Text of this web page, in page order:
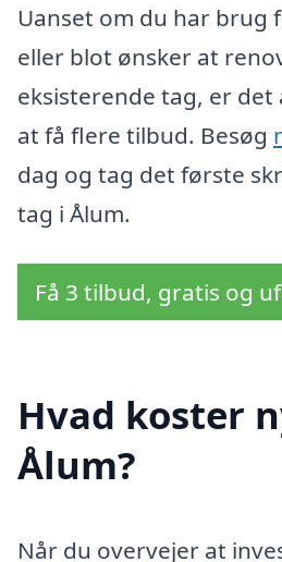
Uanset om du har brug
eller blot ønsker at
eksisterende tag, er det
at få flere tilbud. Besøg
dag og tag det første
tag i Ålum.
Få 3 tilbud, gratis og
Hvad koster
Ålum?
Når du overvejer at